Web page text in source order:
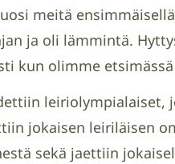
meitä
ja oli lämmintä.
kun olimme
leiriolympialaiset,
jokaisen leiriläisen
sekä jaettiin